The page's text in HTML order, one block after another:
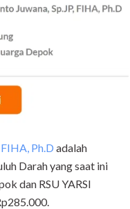
Ph.D adalah
Darah yang saat ini
dan RSU YARSI